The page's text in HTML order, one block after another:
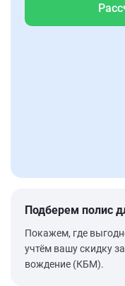
Подберем полис
Покажем, где
учтём вашу скидку
вождение (КБМ).